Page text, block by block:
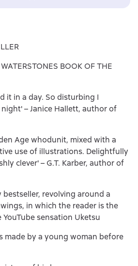
BOOK OF THE
it in a day. So disturbing I
– Janice Hallett, author of
Age whodunit, mixed with a
use of illustrations. Delightfully
clever' – G.T. Karber, author of
bestseller, revolving around a
in which the reader is the
sensation Uketsu
made by a young woman before